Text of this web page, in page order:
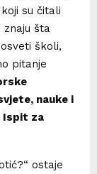
su čitali
znaju šta
školi,
pitanje
nauke i
Ispit za
ostaje